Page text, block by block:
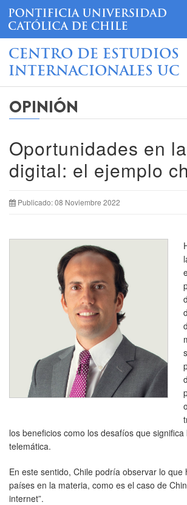
CENTRO DE ESTUDIOS
INTERNACIONALES UC
OPINIÓN
Oportunidades en
digital: el ejemplo
Publicado: 08 Noviembre 2022
los beneficios como los desafíos que significa
telemática.
En este sentido, Chile podría observar lo que
países en la materia, como es el caso de
internet”.